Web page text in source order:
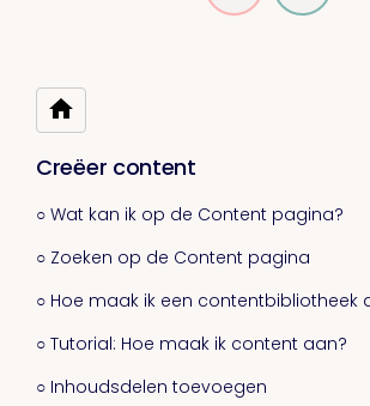
Creëer content
○ Wat kan ik op de Content pagina?
○ Zoeken op de Content pagina
○ Hoe maak ik een contentbibliotheek
○ Tutorial: Hoe maak ik content aan?
○ Inhoudsdelen toevoegen